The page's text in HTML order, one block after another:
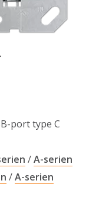
port type C
/A-serien
/A-serien